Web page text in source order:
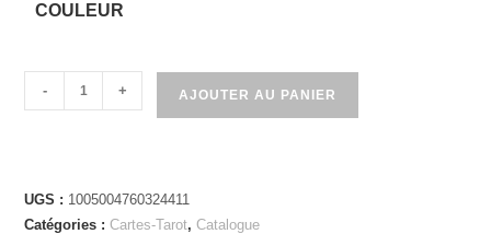
COULEUR
- + AJOUTER AU PANIER
UGS : 1005004760324411
Catégories :Cartes-Tarot,Catalogue